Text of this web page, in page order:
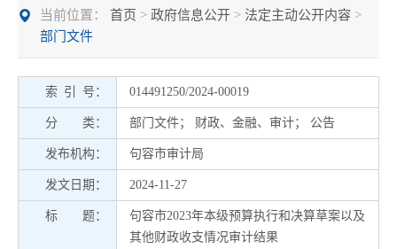
当前位置： 首页 > 政府信息公开 > 法定主动公开内容 >
部门文件
索 引 号： 014491250/2024-00019
分 类： 部门文件； 财政、金融、审计； 公告
发布机构： 句容市审计局
发文日期： 2024-11-27
标 题：
句容市2023年本级预算执行和决算草案以及
其他财政收支情况审计结果